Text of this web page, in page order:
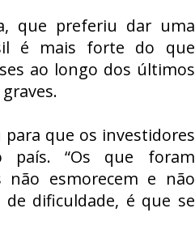
que preferiu dar uma
é mais forte do que
ao longo dos últimos
para que os investidores
país. “Os que foram
não esmorecem e não
dificuldade, é que se